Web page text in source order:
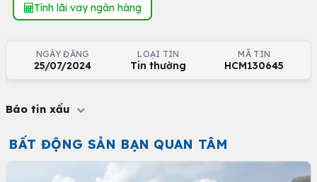
Tính lãi vay ngân hàng
NGÀY ĐĂNG
25/07/2024
LOẠI TIN
Tin thường
MÃ TIN
HCM130645
Báo tin xấu
BẤT ĐỘNG SẢN BẠN QUAN TÂM